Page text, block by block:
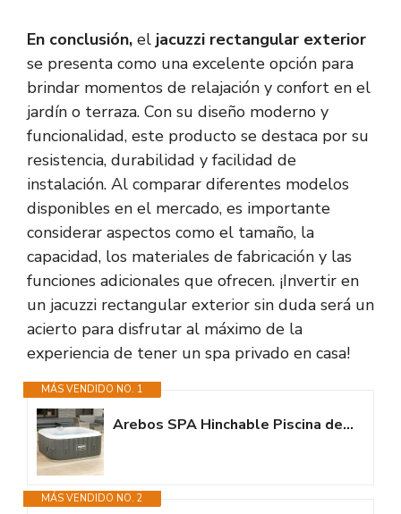
En conclusión, el jacuzzi rectangular exterior
se presenta como una excelente opción para
brindar momentos de relajación y confort en el
jardín o terraza. Con su diseño moderno y
funcionalidad, este producto se destaca por su
resistencia, durabilidad y facilidad de
instalación. Al comparar diferentes modelos
disponibles en el mercado, es importante
considerar aspectos como el tamaño, la
capacidad, los materiales de fabricación y las
funciones adicionales que ofrecen. ¡Invertir en
un jacuzzi rectangular exterior sin duda será un
acierto para disfrutar al máximo de la
experiencia de tener un spa privado en casa!
MÁS VENDIDO NO. 1
Arebos SPA Hinchable Piscina de hidromasaje | Hinchable | Cuadrada | para...
MÁS VENDIDO NO. 2